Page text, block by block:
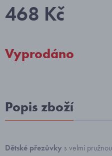
468 Kč
Vyprodáno
Popis zboží
Dětské přezůvky s velmi